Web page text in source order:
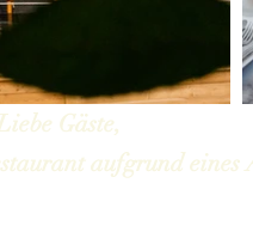
Gäste,
aufgrund eines